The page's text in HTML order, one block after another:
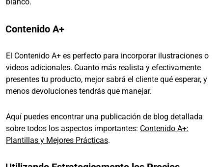
Contenido A+
El Contenido A+ es perfecto para incorporar ilustraciones o
videos adicionales. Cuanto más realista y efectivamente
presentes tu producto, mejor sabrá el cliente qué esperar, y
menos devoluciones tendrás que manejar.
Aquí puedes encontrar una publicación de blog detallada
sobre todos los aspectos importantes: Contenido A+:
Plantillas y Mejores Prácticas.